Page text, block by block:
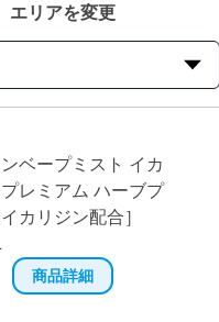
エリアを変更
商品詳細